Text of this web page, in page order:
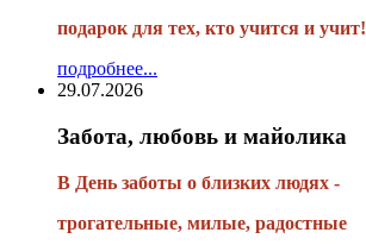
подарок для тех, кто учится и учит!
подробнее...
29.07.2026
Забота, любовь и майолика
В День заботы о близких людях -
трогательные, милые, радостные